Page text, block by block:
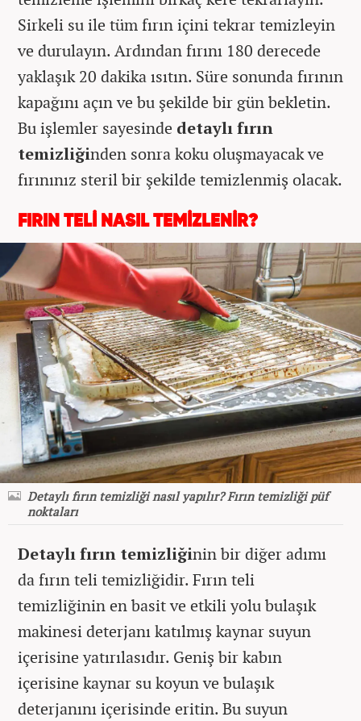
Sirkeli su ile tüm fırın içini tekrar temizleyin
ve durulayın. Ardından fırını 180 derecede
yaklaşık 20 dakika ısıtın. Süre sonunda fırının
kapağını açın ve bu şekilde bir gün bekletin.
Bu işlemler sayesinde detaylı fırın
temizliğinden sonra koku oluşmayacak ve
fırınınız steril bir şekilde temizlenmiş olacak.
FIRIN TELİ NASIL TEMİZLENİR?
Detaylı fırın temizliği nasıl yapılır? Fırın temizliği püf
noktaları
Detaylı fırın temizliğinin bir diğer adımı
da fırın teli temizliğidir. Fırın teli
temizliğinin en basit ve etkili yolu bulaşık
makinesi deterjanı katılmış kaynar suyun
içerisine yatırılasıdır. Geniş bir kabın
içerisine kaynar su koyun ve bulaşık
deterjanını içerisinde eritin. Bu suyun